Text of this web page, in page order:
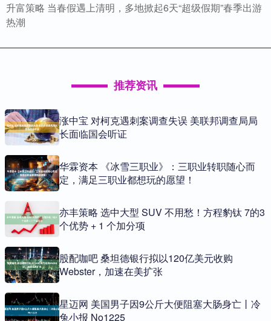
升富策略 当春假遇上清明，多地掀起6天“超级假期”春季出游
热潮
推荐资讯
涨中宝 对柯克遇刺案调查失误 美联邦调查局局
长面临国会听证
华霖资本 《冰雪三职业》：三职业转职随心而
定，满足三职业都想玩的愿望！
亦丰策略 选中大型 SUV 不用愁！方程豹钛 7的3
个优势 + 1 个加分项
股配咖吧 桑坦德银行拟以120亿美元收购
Webster，加速在美扩张
星迈网 美国男子因9公斤大便阻塞大肠身亡丨冷
兔小报 No1225